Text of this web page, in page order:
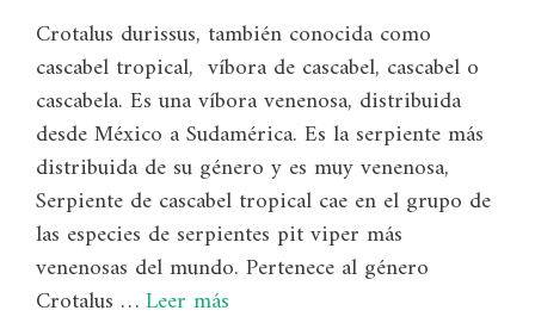
Crotalus durissus, también conocida como
cascabel tropical, ​ víbora de cascabel, cascabel o
cascabela. Es una víbora venenosa, distribuida
desde México a Sudamérica. Es la serpiente más
distribuida de su género y es muy venenosa,
Serpiente de cascabel tropical cae en el grupo de
las especies de serpientes pit viper más
venenosas del mundo. Pertenece al género
Crotalus …Leer más